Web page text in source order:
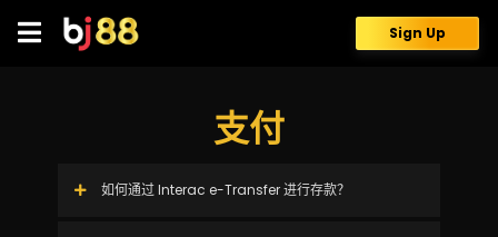
content
Sign Up
支付
如何通过 Interac e-Transfer 进行存款？